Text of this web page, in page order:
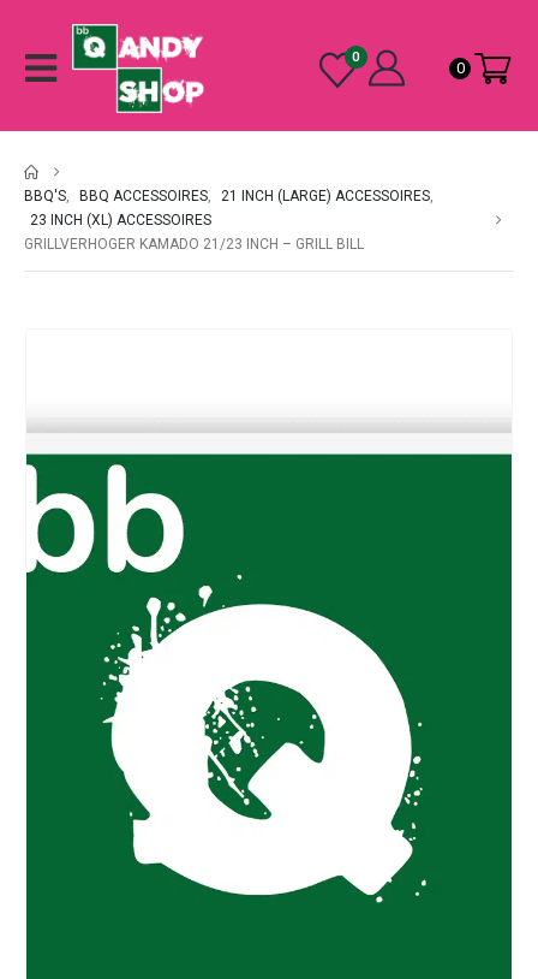
0
0
BBQ'S, BBQ ACCESSOIRES, 21 INCH (LARGE) ACCESSOIRES,
23 INCH (XL) ACCESSOIRES
GRILLVERHOGER KAMADO 21/23 INCH – GRILL BILL